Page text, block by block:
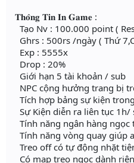
𝐓𝐡𝐨̂𝐧𝐠 𝐓𝐢𝐧 𝐈𝐧 𝐆𝐚𝐦𝐞 :
Tạo Nv : 100.000 point (
Ghrs : 500rs /ngày ( Thứ
Exp : 5555x
Drop : 20%
Giới hạn 5 tài khoản / sub
NPC cộng hưởng trang bị
Tích hợp bảng sự kiện
Sự Kiện diễn ra liên tục 1h/
Tính năng ngân hàng ngọc
Tính năng vòng quay giúp
Treo off có tự động nhặt
Có map treo ngọc dành